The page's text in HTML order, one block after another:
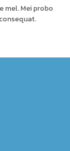
mel. Mei probo